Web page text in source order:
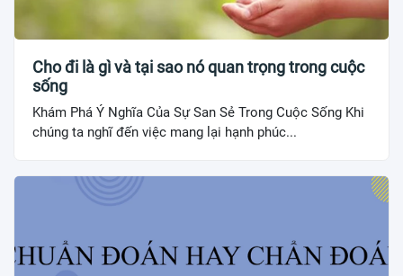
Cho đi là gì và tại sao nó quan trọng trong cuộc
sống
Khám Phá Ý Nghĩa Của Sự San Sẻ Trong Cuộc Sống Khi
chúng ta nghĩ đến việc mang lại hạnh phúc...